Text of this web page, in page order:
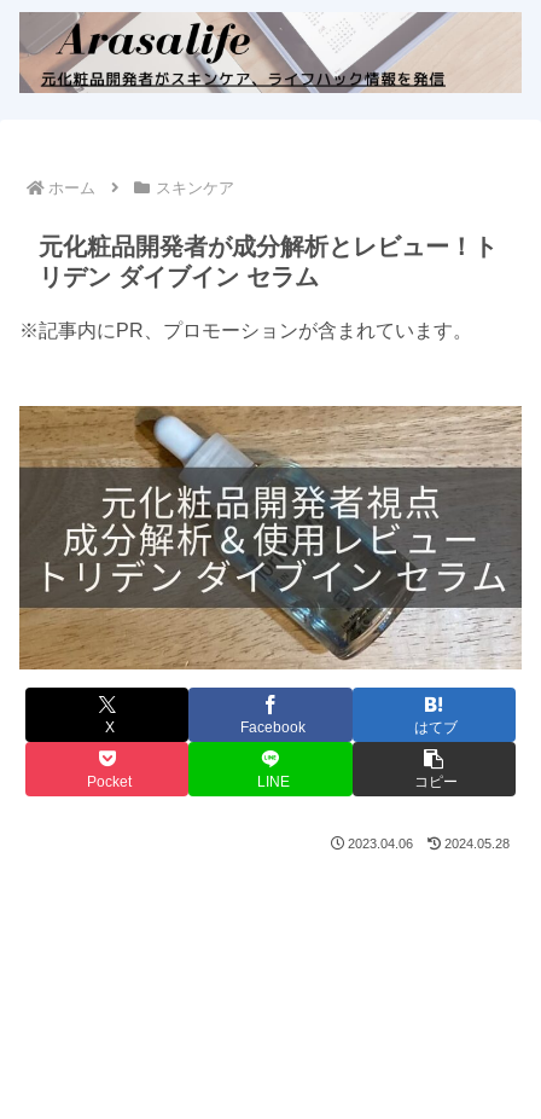
ホーム スキンケア
元化粧品開発者が成分解析とレビュー！ト
リデン ダイブイン セラム
※記事内にPR、プロモーションが含まれています。
X Facebook はてブ
Pocket LINE コピー
2023.04.06 2024.05.28